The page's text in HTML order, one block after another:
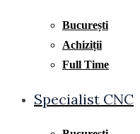
București
Achiziții
Full Time
Specialist CNC